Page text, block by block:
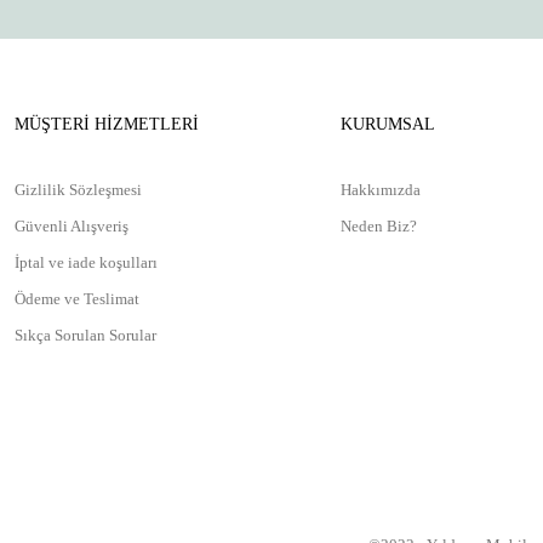
MÜŞTERİ HİZMETLERİ
Gizlilik Sözleşmesi
Güvenli Alışveriş
İptal ve iade koşulları
Ödeme ve Teslimat
Sıkça Sorulan Sorular
KURUMSAL
Hakkımızda
Neden Biz?